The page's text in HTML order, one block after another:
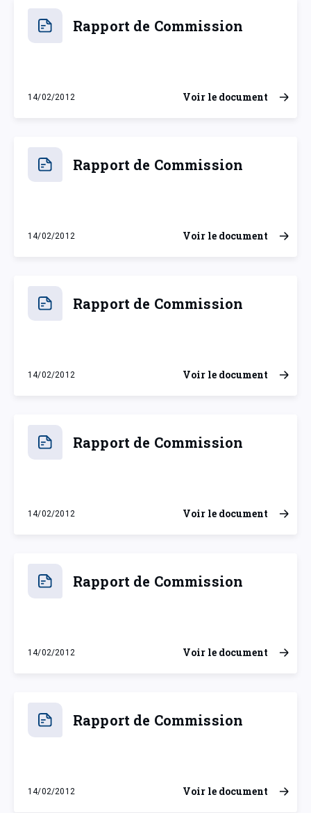
Rapport de Commission
14/02/2012
mardi 14 février 2012
Voir le document
Rapport de Commission
14/02/2012
mardi 14 février 2012
Voir le document
Rapport de Commission
14/02/2012
mardi 14 février 2012
Voir le document
Rapport de Commission
14/02/2012
mardi 14 février 2012
Voir le document
Rapport de Commission
14/02/2012
mardi 14 février 2012
Voir le document
Rapport de Commission
14/02/2012
mardi 14 février 2012
Voir le document